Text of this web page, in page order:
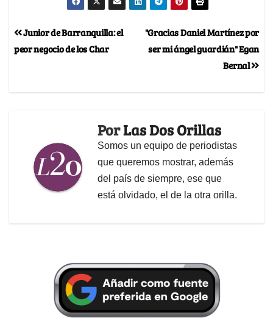
"Gracias Daniel Martínez por
ser mi ángel guardián" Egan
Bernal
Junior de Barranquilla: el
peor negocio de los Char
PorLas Dos Orillas
Somos un equipo de periodistas
que queremos mostrar, además
del país de siempre, ese que
está olvidado, el de la otra orilla.